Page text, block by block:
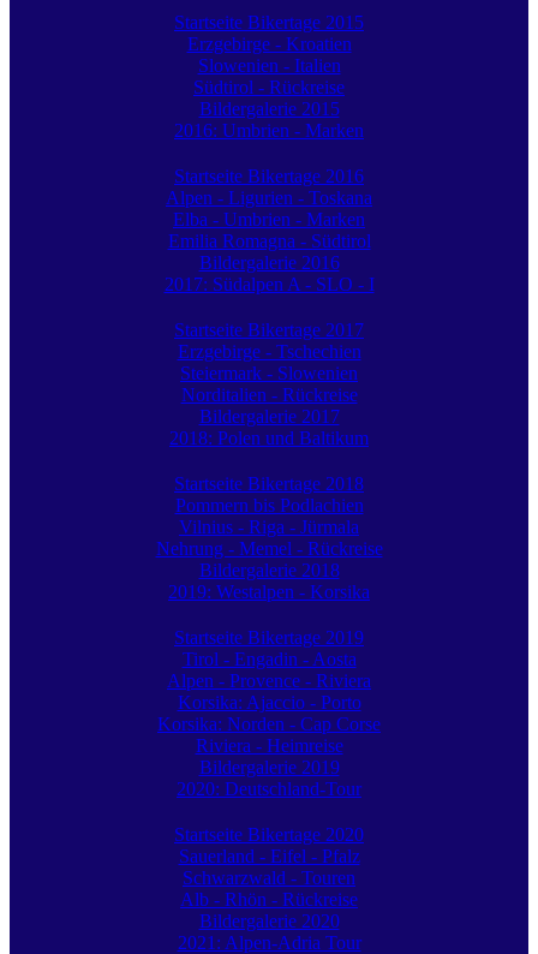
Startseite Bikertage 2015
Erzgebirge - Kroatien
Slowenien - Italien
Südtirol - Rückreise
Bildergalerie 2015
2016: Umbrien - Marken
Startseite Bikertage 2016
Alpen - Ligurien - Toskana
Elba - Umbrien - Marken
Emilia Romagna - Südtirol
Bildergalerie 2016
2017: Südalpen A - SLO - I
Startseite Bikertage 2017
Erzgebirge - Tschechien
Steiermark - Slowenien
Norditalien - Rückreise
Bildergalerie 2017
2018: Polen und Baltikum
Startseite Bikertage 2018
Pommern bis Podlachien
Vilnius - Riga - Jürmala
Nehrung - Memel - Rückreise
Bildergalerie 2018
2019: Westalpen - Korsika
Startseite Bikertage 2019
Tirol - Engadin - Aosta
Alpen - Provence - Riviera
Korsika: Ajaccio - Porto
Korsika: Norden - Cap Corse
Riviera - Heimreise
Bildergalerie 2019
2020: Deutschland-Tour
Startseite Bikertage 2020
Sauerland - Eifel - Pfalz
Schwarzwald - Touren
Alb - Rhön - Rückreise
Bildergalerie 2020
2021: Alpen-Adria Tour